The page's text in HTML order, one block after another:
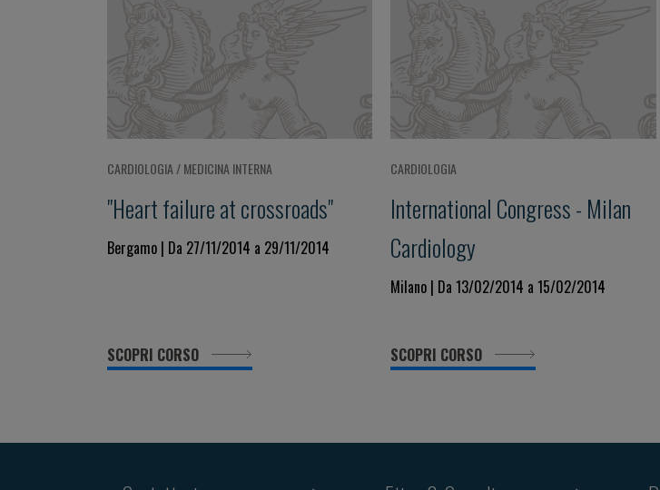
CARDIOLOGIA / MEDICINA INTERNA
"Heart failure at crossroads"
Bergamo | Da 27/11/2014 a 29/11/2014
SCOPRI CORSO
CARDIOLOGIA
International Congress - Milan
Cardiology
Milano | Da 13/02/2014 a 15/02/2014
SCOPRI CORSO